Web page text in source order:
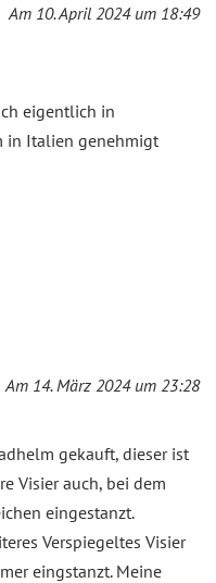
Am 10. April 2024 um 18:49
eigentlich in
in Italien genehmigt
Am 14. März 2024 um 23:28
gekauft, dieser ist
Visier auch, bei dem
eingestanzt.
Verspiegeltes Visier
eingstanzt. Meine